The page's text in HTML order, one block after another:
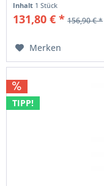
Inhalt 1 Stück
131,80 € * 156,90 € *
Merken
TIPP!